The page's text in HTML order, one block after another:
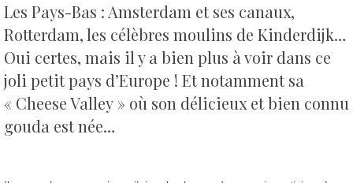
Les Pays-Bas : Amsterdam et ses canaux,
Rotterdam, les célèbres moulins de Kinderdijk…
Oui certes, mais il y a bien plus à voir dans ce
joli petit pays d’Europe ! Et notamment sa
« Cheese Valley » où son délicieux et bien connu
gouda est née…